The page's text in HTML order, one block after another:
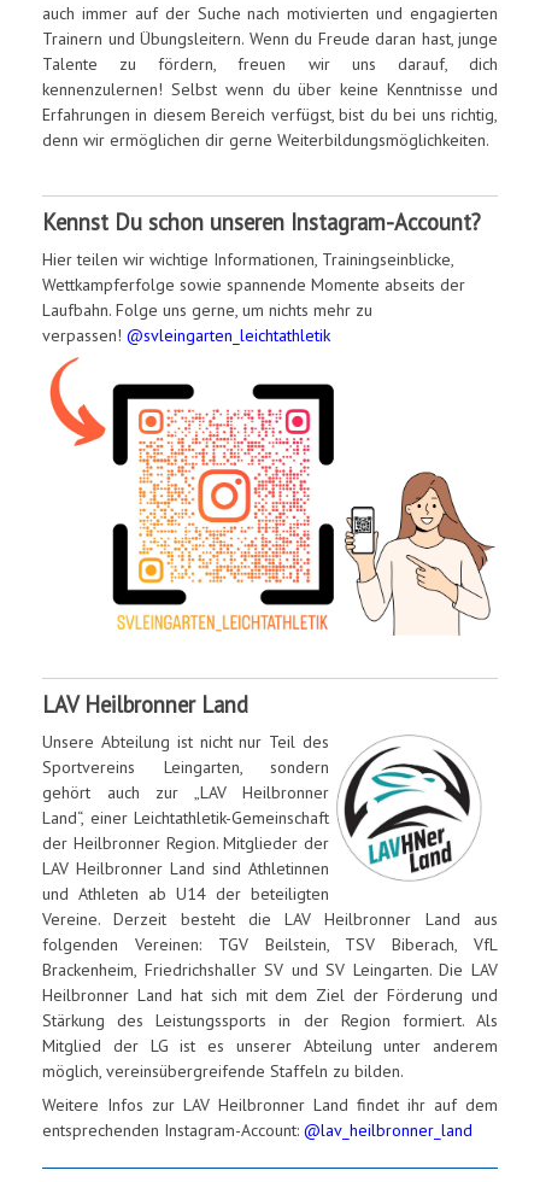
auch immer auf der Suche nach motivierten und engagierten
Trainern und Übungsleitern. Wenn du Freude daran hast, junge
Talente zu fördern, freuen wir uns darauf, dich
kennenzulernen! Selbst wenn du über keine Kenntnisse und
Erfahrungen in diesem Bereich verfügst, bist du bei uns richtig,
denn wir ermöglichen dir gerne Weiterbildungsmöglichkeiten.
Kennst Du schon unseren Instagram-Account?
Hier teilen wir wichtige Informationen, Trainingseinblicke,
Wettkampferfolge sowie spannende Momente abseits der
Laufbahn. Folge uns gerne, um nichts mehr zu
verpassen! @svleingarten_leichtathletik
LAV Heilbronner Land
Unsere Abteilung ist nicht nur Teil des
Sportvereins Leingarten, sondern
gehört auch zur „LAV Heilbronner
Land“, einer Leichtathletik-Gemeinschaft
der Heilbronner Region. Mitglieder der
LAV Heilbronner Land sind Athletinnen
und Athleten ab U14 der beteiligten
Vereine. Derzeit besteht die LAV Heilbronner Land aus
folgenden Vereinen: TGV Beilstein, TSV Biberach, VfL
Brackenheim, Friedrichshaller SV und SV Leingarten. Die LAV
Heilbronner Land hat sich mit dem Ziel der Förderung und
Stärkung des Leistungssports in der Region formiert. Als
Mitglied der LG ist es unserer Abteilung unter anderem
möglich, vereinsübergreifende Staffeln zu bilden.
Weitere Infos zur LAV Heilbronner Land findet ihr auf dem
entsprechenden Instagram-Account: @lav_heilbronner_land